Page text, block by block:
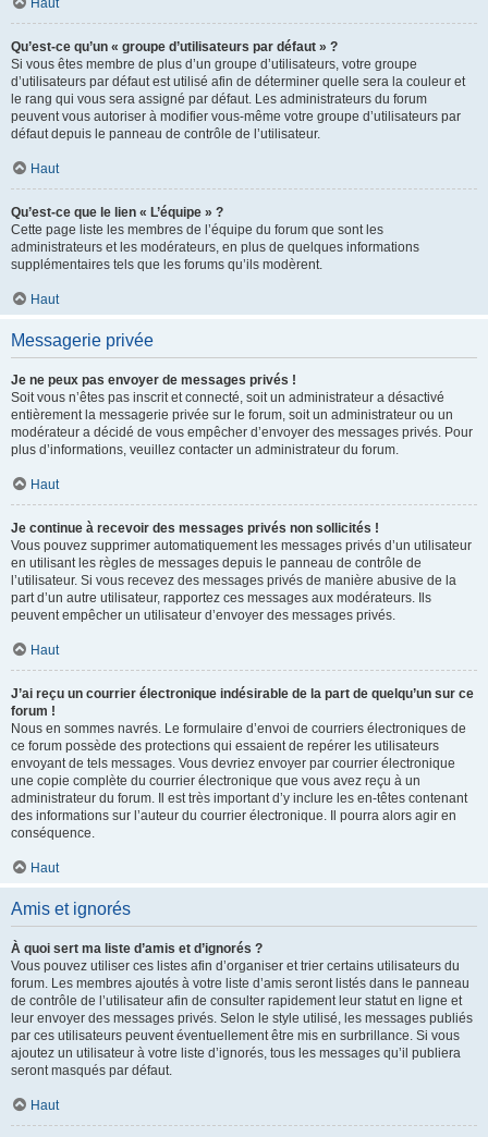
Haut
Qu’est-ce qu’un « groupe d’utilisateurs par défaut » ?
Si vous êtes membre de plus d’un groupe d’utilisateurs, votre groupe
d’utilisateurs par défaut est utilisé afin de déterminer quelle sera la couleur et
le rang qui vous sera assigné par défaut. Les administrateurs du forum
peuvent vous autoriser à modifier vous-même votre groupe d’utilisateurs par
défaut depuis le panneau de contrôle de l’utilisateur.
Haut
Qu’est-ce que le lien « L’équipe » ?
Cette page liste les membres de l’équipe du forum que sont les
administrateurs et les modérateurs, en plus de quelques informations
supplémentaires tels que les forums qu’ils modèrent.
Haut
Messagerie privée
Je ne peux pas envoyer de messages privés !
Soit vous n’êtes pas inscrit et connecté, soit un administrateur a désactivé
entièrement la messagerie privée sur le forum, soit un administrateur ou un
modérateur a décidé de vous empêcher d’envoyer des messages privés. Pour
plus d’informations, veuillez contacter un administrateur du forum.
Haut
Je continue à recevoir des messages privés non sollicités !
Vous pouvez supprimer automatiquement les messages privés d’un utilisateur
en utilisant les règles de messages depuis le panneau de contrôle de
l’utilisateur. Si vous recevez des messages privés de manière abusive de la
part d’un autre utilisateur, rapportez ces messages aux modérateurs. Ils
peuvent empêcher un utilisateur d’envoyer des messages privés.
Haut
J’ai reçu un courrier électronique indésirable de la part de quelqu’un sur ce
forum !
Nous en sommes navrés. Le formulaire d’envoi de courriers électroniques de
ce forum possède des protections qui essaient de repérer les utilisateurs
envoyant de tels messages. Vous devriez envoyer par courrier électronique
une copie complète du courrier électronique que vous avez reçu à un
administrateur du forum. Il est très important d’y inclure les en-têtes contenant
des informations sur l’auteur du courrier électronique. Il pourra alors agir en
conséquence.
Haut
Amis et ignorés
À quoi sert ma liste d’amis et d’ignorés ?
Vous pouvez utiliser ces listes afin d’organiser et trier certains utilisateurs du
forum. Les membres ajoutés à votre liste d’amis seront listés dans le panneau
de contrôle de l’utilisateur afin de consulter rapidement leur statut en ligne et
leur envoyer des messages privés. Selon le style utilisé, les messages publiés
par ces utilisateurs peuvent éventuellement être mis en surbrillance. Si vous
ajoutez un utilisateur à votre liste d’ignorés, tous les messages qu’il publiera
seront masqués par défaut.
Haut